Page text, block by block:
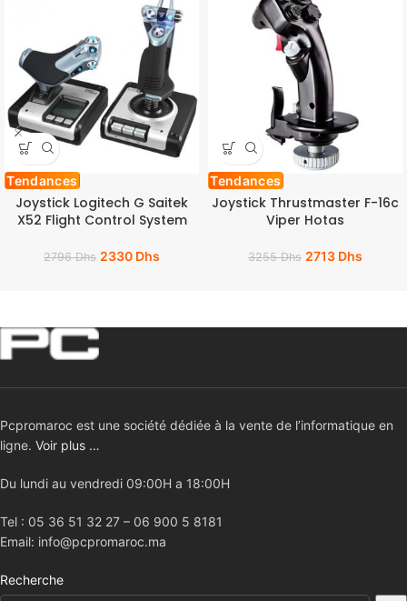
Tendances
Joystick Logitech G Saitek
X52 Flight Control System
2796Dhs 2330 Dhs
Tendances
Joystick Thrustmaster F-16c
Viper Hotas
3255Dhs 2713 Dhs
Pcpromaroc est une société dédiée à la vente de l’informatique en
ligne. Voir plus …
Du lundi au vendredi 09:00H a 18:00H
Tel : 05 36 51 32 27 – 06 900 5 8181
Email: info@pcpromaroc.ma
Recherche